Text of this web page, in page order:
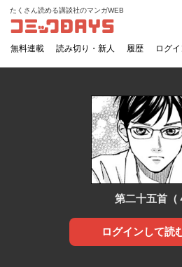
コミックDAYS
たくさん読める講談社のマンガWEB
無料連載 読み切り・新人 履歴 ログ
第二十五首（
ログインして読